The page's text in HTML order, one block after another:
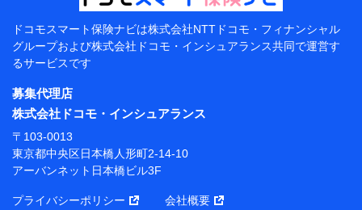
【当該個人データの管理について責任を有する者の名
称・住所・代表者名】
当該個人データを取り扱う各共同利用者（詳細は次のと
東京都千代田区永田町2丁目11番1号 山王パークタワー
株式会社NTTドコモ 代表取締役社長 前田 義晃
東京都中央区日本橋人形町2-14-10 アーバンネット日
本橋ビル 3F
長 吉村 忠義
ドコモスマート保険ナビは株式会社NTTドコモ・フィナンシャル
グループおよび株式会社ドコモ・インシュアランス共同で運営す
るサービスです
募集代理店
株式会社ドコモ・インシュアランス
〒103-0013
東京都中央区日本橋人形町2-14-10
アーバンネット日本橋ビル3F
プライバシーポリシー 会社概要